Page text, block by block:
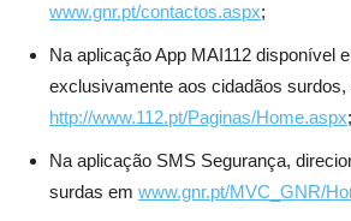
www.gnr.pt/contactos.aspx;
Na aplicação App MAI112 disponível
exclusivamente aos cidadãos surdos,
http://www.112.pt/Paginas/Home.aspx;
Na aplicação SMS Segurança,
surdas em www.gnr.pt/MVC_GNR/